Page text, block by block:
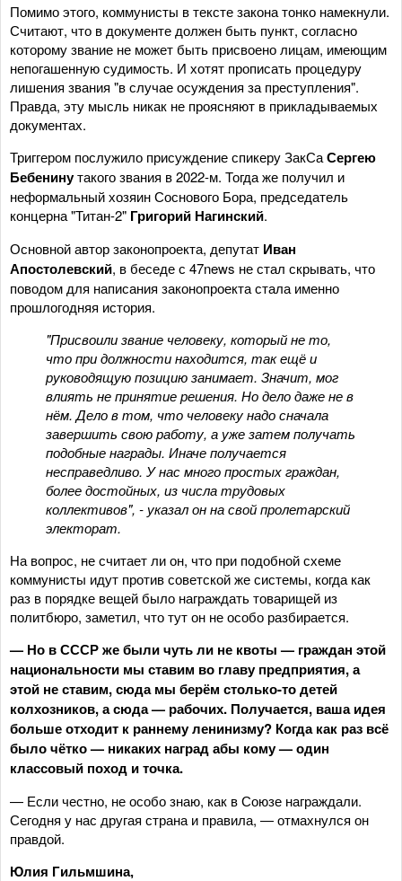
Помимо этого, коммунисты в тексте закона тонко намекнули.
Считают, что в документе должен быть пункт, согласно
которому звание не может быть присвоено лицам, имеющим
непогашенную судимость. И хотят прописать процедуру
лишения звания "в случае осуждения за преступления".
Правда, эту мысль никак не проясняют в прикладываемых
документах.
Триггером послужило присуждение спикеру ЗакСаСергею
Бебенинутакого звания в 2022-м. Тогда же получил и
неформальный хозяин Соснового Бора, председатель
концерна "Титан-2" Григорий Нагинский.
Основной автор законопроекта, депутат Иван
Апостолевский, в беседе с 47news не стал скрывать, что
поводом для написания законопроекта стала именно
прошлогодняя история.
"Присвоили звание человеку, который не то,
что при должности находится, так ещё и
руководящую позицию занимает. Значит, мог
влиять не принятие решения. Но дело даже не в
нём. Дело в том, что человеку надо сначала
завершить свою работу, а уже затем получать
подобные награды. Иначе получается
несправедливо. У нас много простых граждан,
более достойных, из числа трудовых
коллективов", - указал он на свой пролетарский
электорат.
На вопрос, не считает ли он, что при подобной схеме
коммунисты идут против советской же системы, когда как
раз в порядке вещей было награждать товарищей из
политбюро, заметил, что тут он не особо разбирается.
— Но в СССР же были чуть ли не квоты — граждан этой
национальности мы ставим во главу предприятия, а
этой не ставим, сюда мы берём столько-то детей
колхозников, а сюда — рабочих. Получается, ваша идея
больше отходит к раннему ленинизму? Когда как раз всё
было чётко — никаких наград абы кому — один
классовый поход и точка.
— Если честно, не особо знаю, как в Союзе награждали.
Сегодня у нас другая страна и правила, — отмахнулся он
правдой.
Юлия Гильмшина,